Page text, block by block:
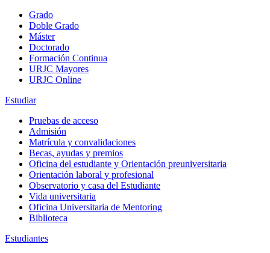
Grado
Doble Grado
Máster
Doctorado
Formación Continua
URJC Mayores
URJC Online
Estudiar
Pruebas de acceso
Admisión
Matrícula y convalidaciones
Becas, ayudas y premios
Oficina del estudiante y Orientación preuniversitaria
Orientación laboral y profesional
Observatorio y casa del Estudiante
Vida universitaria
Oficina Universitaria de Mentoring
Biblioteca
Estudiantes